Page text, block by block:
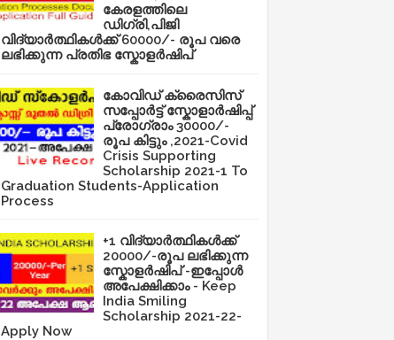
കേരളത്തിലെ
ഡിഗ്രി,പിജി
വിദ്യാർത്ഥികൾക്ക് 60000/- രൂപ വരെ
ലഭിക്കുന്ന പ്രതിഭ സ്കോളർഷിപ്
കോവിഡ് ക്രൈസിസ്
സപ്പോർട്ട് സ്കോളാർഷിപ്പ്
പ്രോഗ്രാം 30000/-
രൂപ കിട്ടും ,2021-Covid
Crisis Supporting
Scholarship 2021-1 To
Graduation Students-Application
Process
+1 വിദ്യാർത്ഥികൾക്ക്
20000/-രൂപ ലഭിക്കുന്ന
സ്കോളർഷിപ് -ഇപ്പോൾ
അപേക്ഷിക്കാം - Keep
India Smiling
Scholarship 2021-22-
Apply Now